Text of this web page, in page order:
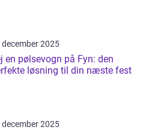
december 2025
en pølsevogn på Fyn: den
løsning til din næste fest
december 2025